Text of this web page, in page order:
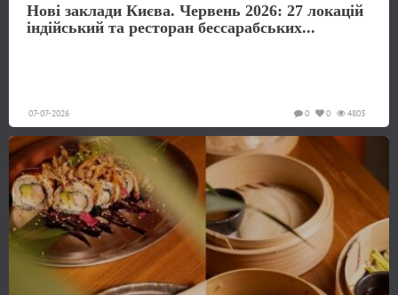
Нові заклади Києва. Червень 2026: 27 локацій
індійський та ресторан бессарабських...
07-07-2026 4803
0
0